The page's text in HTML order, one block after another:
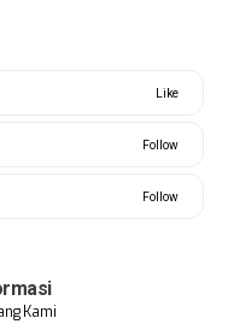
Like
Follow
Follow
Kami